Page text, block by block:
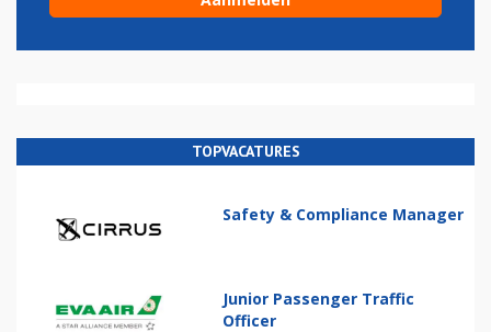
TOPVACATURES
Safety & Compliance Manager
Junior Passenger Traffic
Officer